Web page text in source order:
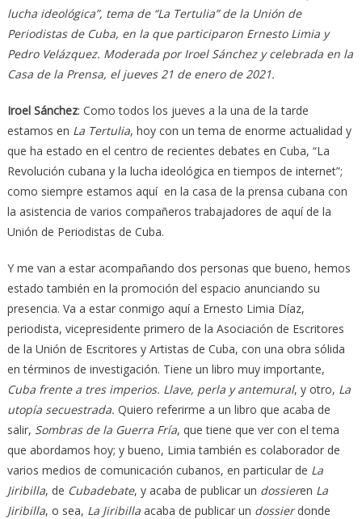
lucha ideológica”, tema de “La Tertulia” de la Unión de
Periodistas de Cuba, en la que participaron Ernesto Limia y
Pedro Velázquez. Moderada por Iroel Sánchez y celebrada en la
Casa de la Prensa, el jueves 21 de enero de 2021.
Iroel Sánchez: Como todos los jueves a la una de la tarde
estamos en La Tertulia, hoy con un tema de enorme actualidad y
que ha estado en el centro de recientes debates en Cuba, “La
Revolución cubana y la lucha ideológica en tiempos de internet”;
como siempre estamos aquí en la casa de la prensa cubana con
la asistencia de varios compañeros trabajadores de aquí de la
Unión de Periodistas de Cuba.
Y me van a estar acompañando dos personas que bueno, hemos
estado también en la promoción del espacio anunciando su
presencia. Va a estar conmigo aquí a Ernesto Limia Díaz,
periodista, vicepresidente primero de la Asociación de Escritores
de la Unión de Escritores y Artistas de Cuba, con una obra sólida
en términos de investigación. Tiene un libro muy importante,
Cuba frente a tres imperios. Llave, perla y antemural, y otro, La
utopía secuestrada. Quiero referirme a un libro que acaba de
salir, Sombras de la Guerra Fría, que tiene que ver con el tema
que abordamos hoy; y bueno, Limia también es colaborador de
varios medios de comunicación cubanos, en particular de La
Jiribilla, de Cubadebate, y acaba de publicar un dossieren La
Jiribilla, o sea, La Jiribillaacaba de publicar un dossierdonde